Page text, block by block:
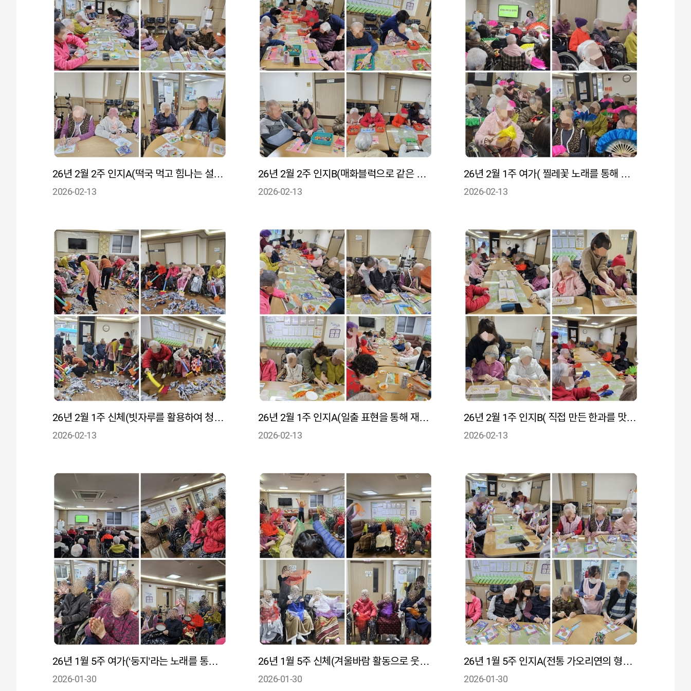
26년 2월 2주 인지A(떡국 먹고 힘나는 설날 표현을 통해 인지를 자극)
2026-02-13
26년 2월 2주 인지B(매화블럭으로 같은 모양 맞추기를 통해 기억력과 인지 기능을 자극)
2026-02-13
26년 2월 1주 여가( 찔레꽃 노래를 통해 손유희, 악기 활동으로 어르신들의 정서적 안정과 기억 회상)
2026-02-13
26년 2월 1주 신체(빗자루를 활용하여 청소를 하면서 상지 근력 능력을 향상)
2026-02-13
26년 2월 1주 인지A(일출 표현을 통해 재료의 특성을 구분·선택하며 문제해결력과 구성능력을 향상)
2026-02-13
26년 2월 1주 인지B( 직접 만든 한과를 맛보며 미각회상을 할 수 있었다)
2026-02-13
26년 1월 5주 여가(‘둥지’라는 노래를 통해 안정감·소속감 회복하며 가족과 삶의 역할을 떠올려보는 시간)
2026-01-30
26년 1월 5주 신체(겨울바람 활동으로 웃음과 참여로 긍정정서 및 스트레스 완화를 경험)
2026-01-30
26년 1월 5주 인지A(전통 가오리연의 형태와 구조를 이해하며 공간 인지력과 구성능력을 향상)
2026-01-30